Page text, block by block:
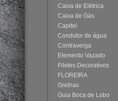
Caixa de Elétrica
Caixa de Gás
Capitel
Condutor de água
Contraverga
Elemento Vazado
Filetes Decorativos
FLOREIRA
Grelhas
Guia Boca de Lobo